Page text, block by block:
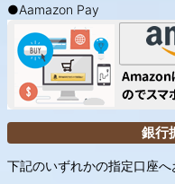
●Aamazon Pay
銀行
下記のいずれかの指定口座へ